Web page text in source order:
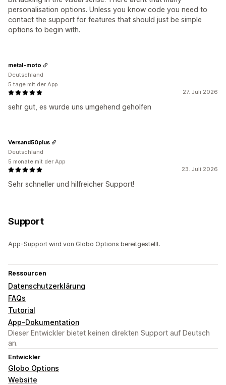
personalisation options. Unless you know code you need to
contact the support for features that should just be simple
options to begin with.
27. Juli 2026
sehr gut, es wurde uns umgehend geholfen
metal-moto
Deutschland
5 tage mit der App
23. Juli 2026
Sehr schneller und hilfreicher Support!
Versand50plus
Deutschland
5 monate mit der App
Support
App-Support wird von Globo Options bereitgestellt.
Ressourcen
Datenschutzerklärung
FAQs
Tutorial
App-Dokumentation
Dieser Entwickler bietet keinen direkten Support auf Deutsch
an.
Entwickler
Globo Options
Website